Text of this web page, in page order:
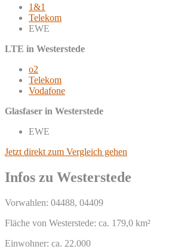
1&1
Telekom
EWE
LTE in Westerstede
o2
Telekom
Vodafone
Glasfaser in Westerstede
EWE
Jetzt direkt zum Vergleich gehen
Infos zu Westerstede
Vorwahlen: 04488, 04409
Fläche von Westerstede: ca. 179,0 km²
Einwohner: ca. 22.000